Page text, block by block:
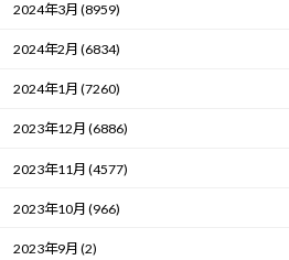
2024年3月 (8959)
2024年2月 (6834)
2024年1月 (7260)
2023年12月 (6886)
2023年11月 (4577)
2023年10月 (966)
2023年9月 (2)